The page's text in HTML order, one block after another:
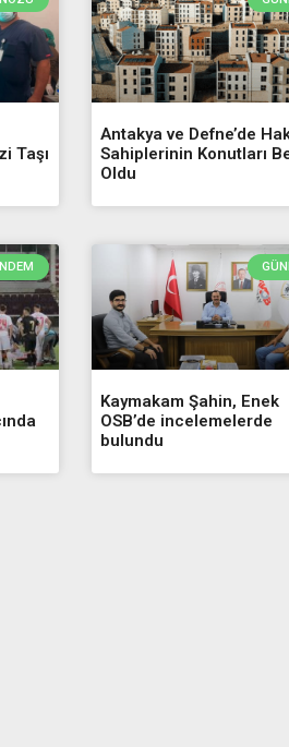
Taşı
Antakya ve Defne’de
Sahiplerinin Konutları
Oldu
Kaymakam Şahin, Enek
OSB’de incelemelerde
bulundu